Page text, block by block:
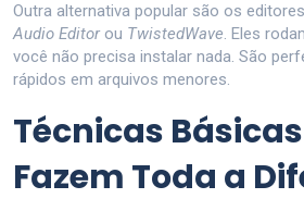
Outra alternativa popular são os
Audio Editorou TwistedWave. Eles
você não precisa instalar nada. São
rápidos em arquivos menores.
Técnicas
Fazem Toda a